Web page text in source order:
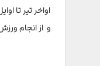
اواخر تیر تا
و از انجام